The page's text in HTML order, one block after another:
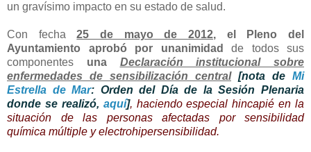
un gravísimo impacto en su estado de salud.
Con fecha25 de mayo de 2012, el Pleno del
Ayuntamiento aprobó por unanimidad
de todos sus
componentes una Declaración institucional sobre
enfermedades de sensibilización central [nota de Mi
Estrella de Mar: Orden del Día de la Sesión Plenaria
donde se realizó, aquí], haciendo especial hincapié en la
situación de las personas afectadas por sensibilidad
química múltiple y electrohipersensibilidad.